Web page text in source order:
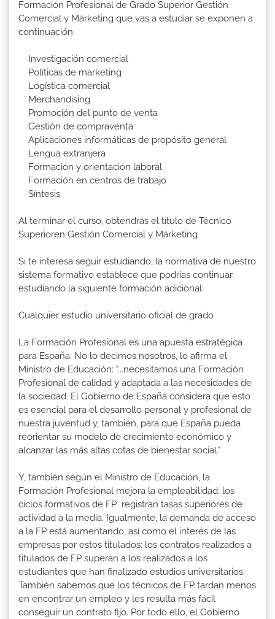
Formación Profesional de Grado Superior Gestión
Comercial y Márketing que vas a estudiar se exponen a
continuación:
Investigación comercial
Políticas de marketing
Logística comercial
Merchandising
Promoción del punto de venta
Gestión de compraventa
Aplicaciones informáticas de propósito general
Lengua extranjera
Formación y orientación laboral
Formación en centros de trabajo
Síntesis
Al terminar el curso, obtendrás el título de Técnico
Superioren Gestión Comercial y Márketing
Si te interesa seguir estudiando, la normativa de nuestro
sistema formativo establece que podrías continuar
estudiando la siguiente formación adicional:
Cualquier estudio universitario oficial de grado
La Formación Profesional es una apuesta estratégica
para España. No lo decimos nosotros, lo afirma el
Ministro de Educación: "...necesitamos una Formación
Profesional de calidad y adaptada a las necesidades de
la sociedad. El Gobierno de España considera que esto
es esencial para el desarrollo personal y profesional de
nuestra juventud y, también, para que España pueda
reorientar su modelo de crecimiento económico y
alcanzar las más altas cotas de bienestar social."
Y, también según el Ministro de Educación, la
Formación Profesional mejora la empleabilidad: los
ciclos formativos de FP registran tasas superiores de
actividad a la media. Igualmente, la demanda de acceso
a la FP está aumentando, así como el interés de las
empresas por estos titulados: los contratos realizados a
titulados de FP superan a los realizados a los
estudiantes que han finalizado estudios universitarios.
También sabemos que los técnicos de FP tardan menos
en encontrar un empleo y les resulta más fácil
conseguir un contrato fijo. Por todo ello, el Gobierno